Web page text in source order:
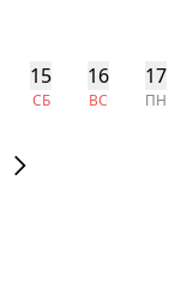
15
СБ
16
ВС
17
ПН